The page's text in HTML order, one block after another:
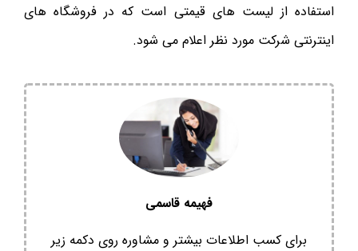
استفاده از لیست های قیمتی است که در فروشگاه های
اینترنتی شرکت مورد نظر اعلام می شود.
فهیمه قاسمی
برای کسب اطلاعات بیشتر و مشاوره روی دکمه زیر